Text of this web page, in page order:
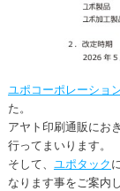
ユポコーポレーショ
た。
アヤト印刷通販にお
行ってまいります。
そして、 ユポタック
なります事をご案内